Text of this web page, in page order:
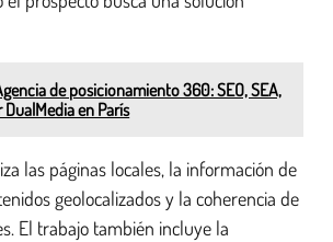
de posicionamiento 360: SEO, SEA,
DualMedia en París
las páginas locales, la información de
geolocalizados y la coherencia de
El trabajo también incluye la